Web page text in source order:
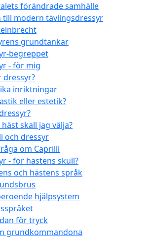
förändrade samhälle
till modern tävlingsdressyr
grundtankar
begreppet
- för mig
dressyr?
inriktningar
eller estetik?
skall jag välja?
och dressyr
om Caprilli
- för hästens skull?
och hästens språk
hjälpsystem
för tryck
grundkommandona